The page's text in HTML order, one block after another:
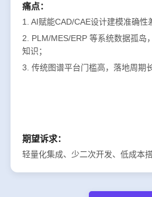
痛点：
1. AI赋能CAD/CAE设计建模准确性
2. PLM/MES/ERP 等系统数据孤岛
知识；
3. 传统图谱平台门槛高，落地周期
期望诉求：
轻量化集成、少二次开发、低成本